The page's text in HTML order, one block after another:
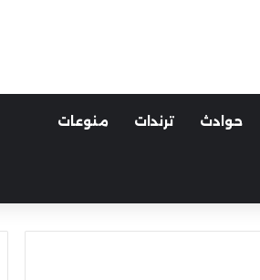
حوادث ترندات منوعات